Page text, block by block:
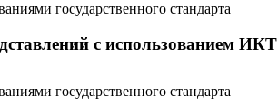
государственного стандарта
с использованием ИКТ
государственного стандарта